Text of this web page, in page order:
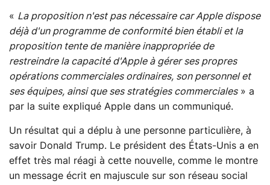
« La proposition n'est pas nécessaire car Apple dispose
déjà d'un programme de conformité bien établi et la
proposition tente de manière inappropriée de
restreindre la capacité d'Apple à gérer ses propres
opérations commerciales ordinaires, son personnel et
ses équipes, ainsi que ses stratégies commerciales» a
par la suite expliqué Apple dans un communiqué.
Un résultat qui a déplu à une personne particulière, à
savoir Donald Trump. Le président des États-Unis a en
effet très mal réagi à cette nouvelle, comme le montre
un message écrit en majuscule sur son réseau social